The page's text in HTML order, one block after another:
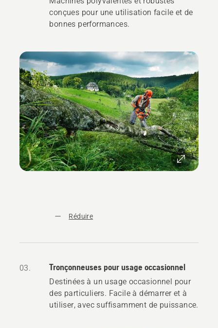
conçues pour une utilisation facile et de
bonnes performances.
Réduire
03. Tronçonneuses pour usage occasionnel
Destinées à un usage occasionnel pour
des particuliers. Facile à démarrer et à
utiliser, avec suffisamment de puissance.